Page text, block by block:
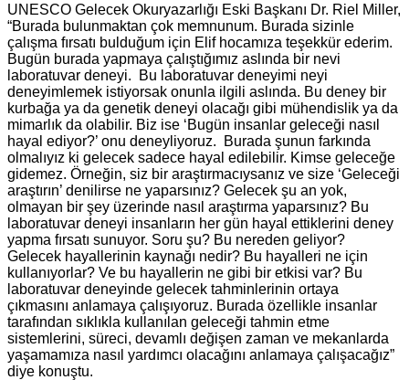
UNESCO Gelecek Okuryazarlığı Eski Başkanı Dr. Riel Miller,
“Burada bulunmaktan çok memnunum. Burada sizinle
çalışma fırsatı bulduğum için Elif hocamıza teşekkür ederim.
Bugün burada yapmaya çalıştığımız aslında bir nevi
laboratuvar deneyi. Bu laboratuvar deneyimi neyi
deneyimlemek istiyorsak onunla ilgili aslında. Bu deney bir
kurbağa ya da genetik deneyi olacağı gibi mühendislik ya da
mimarlık da olabilir. Biz ise ‘Bugün insanlar geleceği nasıl
hayal ediyor?’ onu deneyliyoruz. Burada şunun farkında
olmalıyız ki gelecek sadece hayal edilebilir. Kimse geleceğe
gidemez. Örneğin, siz bir araştırmacıysanız ve size ‘Geleceği
araştırın’ denilirse ne yaparsınız? Gelecek şu an yok,
olmayan bir şey üzerinde nasıl araştırma yaparsınız? Bu
laboratuvar deneyi insanların her gün hayal ettiklerini deney
yapma fırsatı sunuyor. Soru şu? Bu nereden geliyor?
Gelecek hayallerinin kaynağı nedir? Bu hayalleri ne için
kullanıyorlar? Ve bu hayallerin ne gibi bir etkisi var? Bu
laboratuvar deneyinde gelecek tahminlerinin ortaya
çıkmasını anlamaya çalışıyoruz. Burada özellikle insanlar
tarafından sıklıkla kullanılan geleceği tahmin etme
sistemlerini, süreci, devamlı değişen zaman ve mekanlarda
yaşamamıza nasıl yardımcı olacağını anlamaya çalışacağız”
diye konuştu.